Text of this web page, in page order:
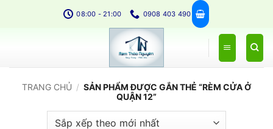
08:00 - 21:00 0908 403 490
TRANG CHỦ / SẢN PHẨM ĐƯỢC GẮN THẺ “RÈM CỬA Ở
QUẬN 12”